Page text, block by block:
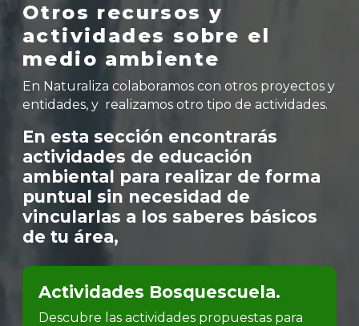
Otros recursos y
actividades sobre el
medio ambiente
En Naturaliza colaboramos con otros proyectos y
entidades, y realizamos otro tipo de actividades.
En esta sección encontrarás
actividades de educación
ambiental para realizar de forma
puntual sin necesidad de
vincularlas a los saberes básicos
de tu área,
Actividades Bosquescuela.
Descubre las actividades propuestas para